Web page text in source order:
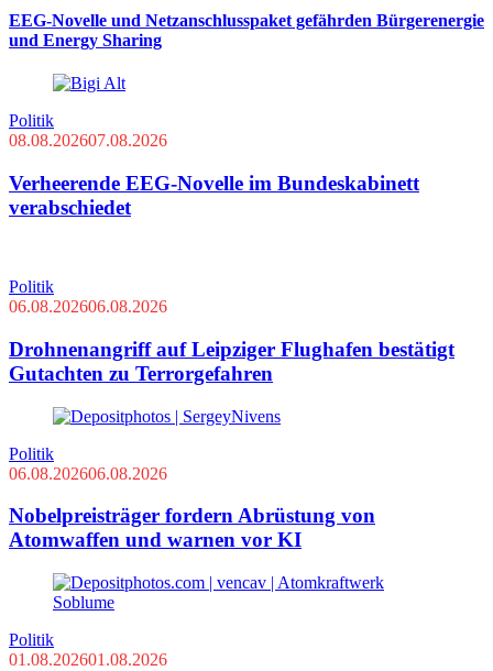
EEG-Novelle und Netzanschlusspaket gefährden Bürgerenergie
und Energy Sharing
Politik
08.08.202607.08.2026
Verheerende EEG-Novelle im Bundeskabinett
verabschiedet
Politik
06.08.202606.08.2026
Drohnenangriff auf Leipziger Flughafen bestätigt
Gutachten zu Terrorgefahren
Politik
06.08.202606.08.2026
Nobelpreisträger fordern Abrüstung von
Atomwaffen und warnen vor KI
Politik
01.08.202601.08.2026